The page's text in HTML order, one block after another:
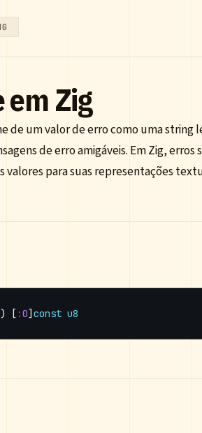
em Zig
de um valor de erro como uma string
de erro amigáveis. Em Zig,
para suas representações
) [ :0] const u8